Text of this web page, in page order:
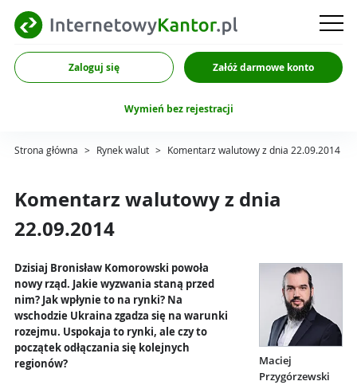
Zaloguj się Załóż darmowe konto
Wymień bez rejestracji
Strona główna > Rynek walut > Komentarz walutowy z dnia 22.09.2014
Komentarz walutowy z dnia
22.09.2014
Maciej
Przygórzewski
Dzisiaj Bronisław Komorowski powoła
nowy rząd. Jakie wyzwania staną przed
nim? Jak wpłynie to na rynki? Na
wschodzie Ukraina zgadza się na warunki
rozejmu. Uspokaja to rynki, ale czy to
początek odłączania się kolejnych
regionów?